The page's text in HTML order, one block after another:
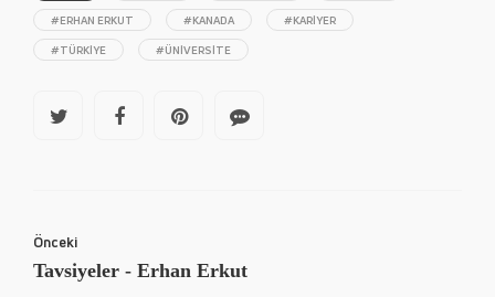
#ERHAN ERKUT
#KANADA
#KARIYER
#TÜRKIYE
#ÜNIVERSITE
Önceki
Tavsiyeler - Erhan Erkut